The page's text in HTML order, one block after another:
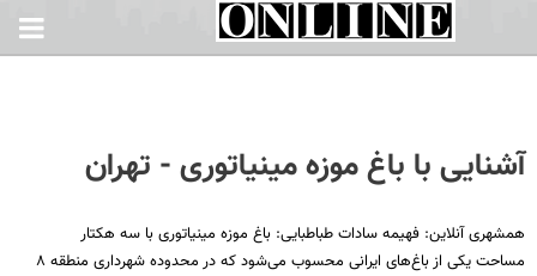
آشنایی با باغ‌ موزه مینیاتوری - تهران
همشهری آنلاین: فهیمه سادات طباطبایی: باغ موزه مینیاتوری با سه هکتار
مساحت یکی از باغ‌های ایرانی محسوب می‌شود که در محدوده شهرداری منطقه ۸